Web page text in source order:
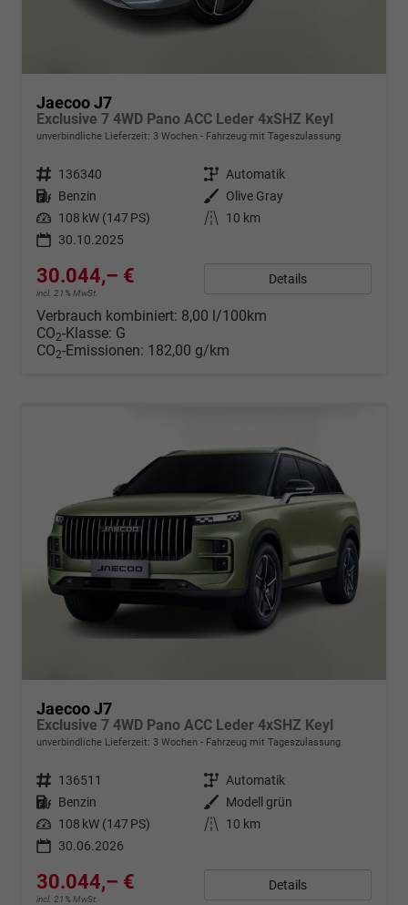
Jaecoo J7
Exclusive 7 4WD Pano ACC Leder 4xSHZ Keyl
unverbindliche Lieferzeit: 3 Wochen Fahrzeug mit Tageszulassung
Fahrzeugnr. 136340 Getriebe Automatik
Kraftstoff Benzin Außenfarbe Olive Gray
Leistung 108 kW (147 PS) Kilometerstand
10 km
30.10.2025
30.044,– €
incl. 21% MwSt.
Details
Verbrauch kombiniert: 8,00 l/100km
CO2-Klasse: G
CO2-Emissionen: 182,00 g/km
Jaecoo J7
Exclusive 7 4WD Pano ACC Leder 4xSHZ Keyl
unverbindliche Lieferzeit: 3 Wochen Fahrzeug mit Tageszulassung
Fahrzeugnr. 136511 Getriebe Automatik
Kraftstoff Benzin Außenfarbe Modell grün
Leistung 108 kW (147 PS) Kilometerstand
10 km
30.06.2026
30.044,– €
incl. 21% MwSt.
Details